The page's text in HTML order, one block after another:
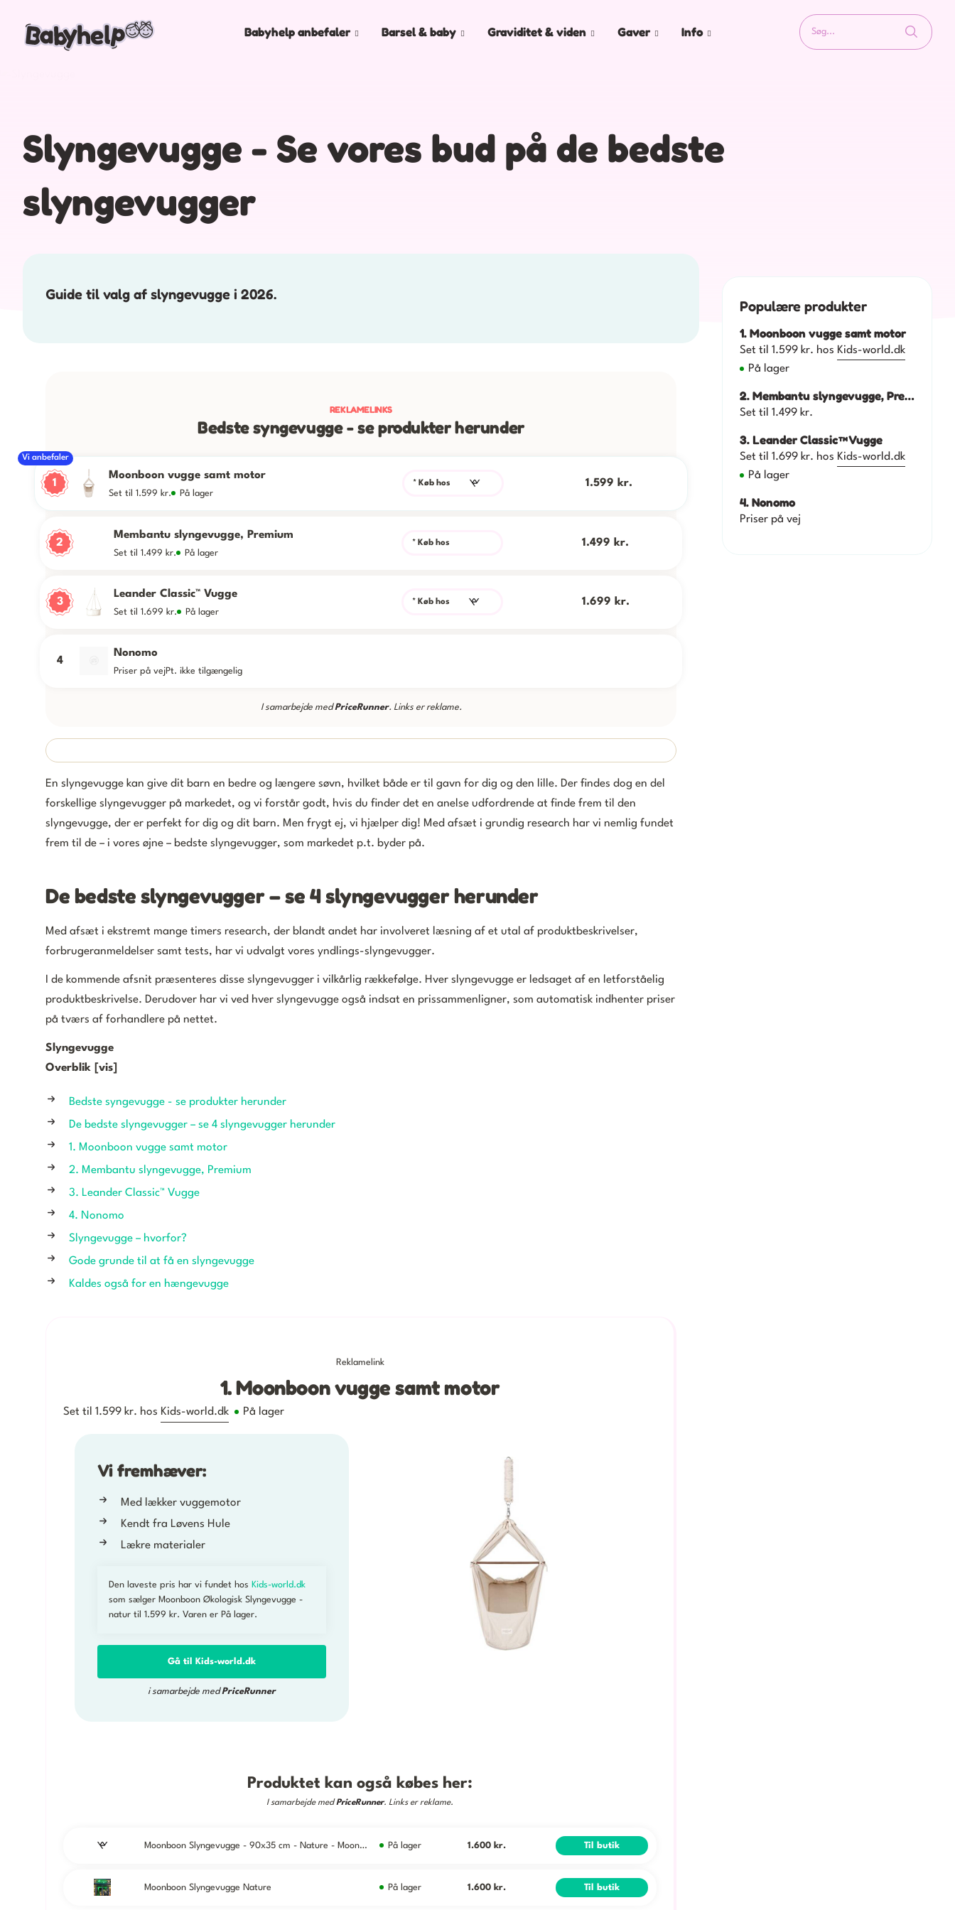
Babyhelp anbefaler Barsel & baby Graviditet & viden Gaver Info
Slyngevugge - Se vores bud på de bedste
slyngevugger
Guide til valg af slyngevugge i 2026.
Bedste syngevugge - se produkter herunder
Vi anbefaler
1
Moonboon vugge samt motor
Set til 1.599 kr. På lager
* Køb hos 1.599 kr.
2
Membantu slyngevugge, Premium
Set til 1.499 kr. På lager
* Køb hos 1.499 kr.
3
Leander Classic™ Vugge
Set til 1.699 kr. På lager
* Køb hos 1.699 kr.
4
Nonomo
Priser på vejPt. ikke tilgængelig
I samarbejde medPriceRunner. Links er reklame.
En slyngevugge kan give dit barn en bedre og længere søvn, hvilket både er til gavn for dig og den lille. Der findes dog en del
forskellige slyngevugger på markedet, og vi forstår godt, hvis du finder det en anelse udfordrende at finde frem til den
slyngevugge, der er perfekt for dig og dit barn. Men frygt ej, vi hjælper dig! Med afsæt i grundig research har vi nemlig fundet
frem til de – i vores øjne – bedste slyngevugger, som markedet p.t. byder på.
De bedste slyngevugger – se 4 slyngevugger herunder
Med afsæt i ekstremt mange timers research, der blandt andet har involveret læsning af et utal af produktbeskrivelser,
forbrugeranmeldelser samt tests, har vi udvalgt vores yndlings-slyngevugger.
I de kommende afsnit præsenteres disse slyngevugger i vilkårlig rækkefølge. Hver slyngevugge er ledsaget af en letforståelig
produktbeskrivelse. Derudover har vi ved hver slyngevugge også indsat en prissammenligner, som automatisk indhenter priser
på tværs af forhandlere på nettet.
Slyngevugge
Overblik [vis]
Bedste syngevugge - se produkter herunder
De bedste slyngevugger – se 4 slyngevugger herunder
1. Moonboon vugge samt motor
2. Membantu slyngevugge, Premium
3. Leander Classic™ Vugge
4. Nonomo
Slyngevugge – hvorfor?
Gode grunde til at få en slyngevugge
Kaldes også for en hængevugge
Reklamelink
1. Moonboon vugge samt motor
Set til 1.599 kr. hos Kids-world.dk På lager
Vi fremhæver:
Med lækker vuggemotor
Kendt fra Løvens Hule
Lækre materialer
Den laveste pris har vi fundet hos Kids-world.dk
som sælger Moonboon Økologisk Slyngevugge -
natur til 1.599 kr. Varen er På lager.
Gå til Kids-world.dk
i samarbejde medPriceRunner
Produktet kan også købes her:
I samarbejde medPriceRunner. Links er reklame.
Moonboon Slyngevugge - 90x35 cm - Nature - Moonboon - OneSize - Vugge På lager 1.600 kr. Til butik
Moonboon Slyngevugge Nature På lager 1.600 kr. Til butik
Populære produkter
1. Moonboon vugge samt motor
Set til 1.599 kr. hos Kids-world.dk
På lager
2. Membantu slyngevugge, Premium
Set til 1.499 kr.
3. Leander Classic™ Vugge
Set til 1.699 kr. hos Kids-world.dk
På lager
4. Nonomo
Priser på vej